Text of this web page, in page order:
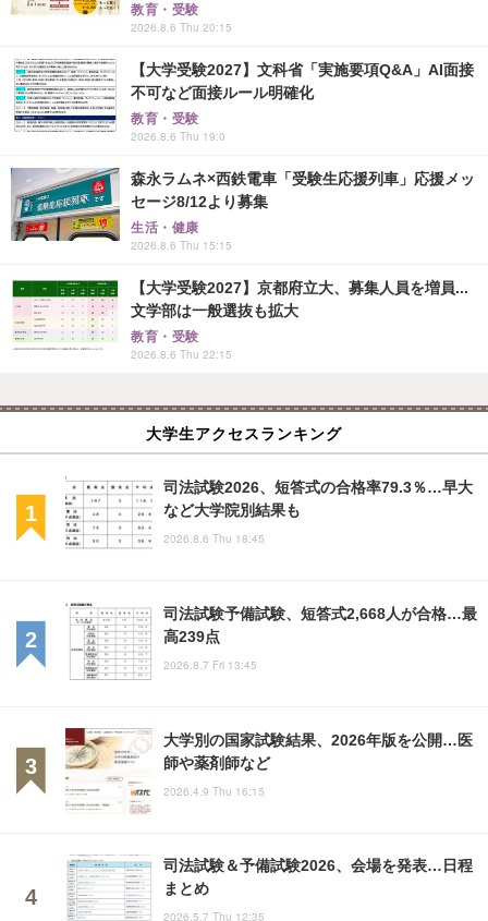
教育・受験
2026.8.6 Thu 20:15
【大学受験2027】文科省「実施要項Q&A」AI面接
不可など面接ルール明確化
教育・受験
2026.8.6 Thu 19:0
森永ラムネ×西鉄電車「受験生応援列車」応援メッ
セージ8/12より募集
生活・健康
2026.8.6 Thu 15:15
【大学受験2027】京都府立大、募集人員を増員...
文学部は一般選抜も拡大
教育・受験
2026.8.6 Thu 22:15
大学生アクセスランキング
司法試験2026、短答式の合格率79.3％…早大
など大学院別結果も
2026.8.6 Thu 18:45
司法試験予備試験、短答式2,668人が合格…最
高239点
2026.8.7 Fri 13:45
大学別の国家試験結果、2026年版を公開…医
師や薬剤師など
2026.4.9 Thu 16:15
司法試験＆予備試験2026、会場を発表…日程
まとめ
2026.5.7 Thu 12:35